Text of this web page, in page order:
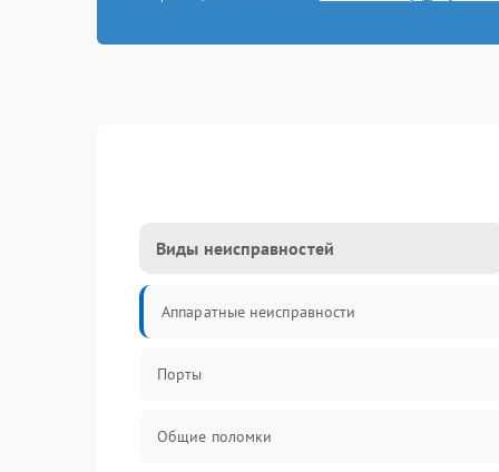
Виды неисправностей
Аппаратные неисправности
Порты
Общие поломки